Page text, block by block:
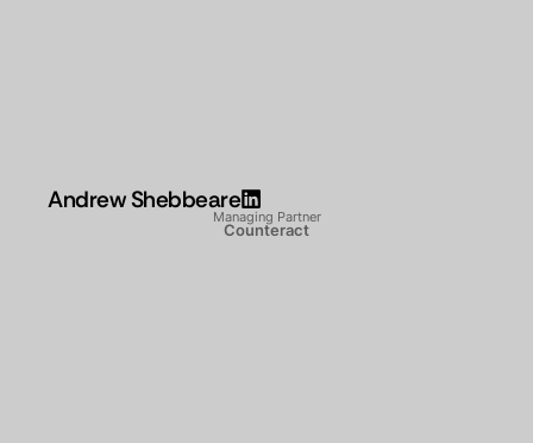
Andrew Shebbeare
Managing Partner
Counteract